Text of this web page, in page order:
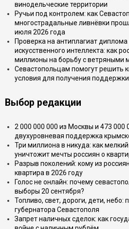
винодельческие территории
Ручьи под контролем: как
многострадальные ливнёвки
июля 2026 года
Проверка на антиплагиат диплома
искусственного интеллекта: как
миллионы на борьбу с ветряными
Севастопольцам помогут решить
условия для получения поддержки
Выбор редакции
2 000 000 000 из Москвы и 473 000
двухуровневая поддержка
Три миллиона в никуда: как
уничтожит мечты россиян о
Разрыв поколений: кому из
квартира в 2026 году
Голос не онлайн: почему
выборы 20 сентября?
Топливо, свет, дороги, дети, небо:
губернатора Севастополя
Запрет наличных сделок: как